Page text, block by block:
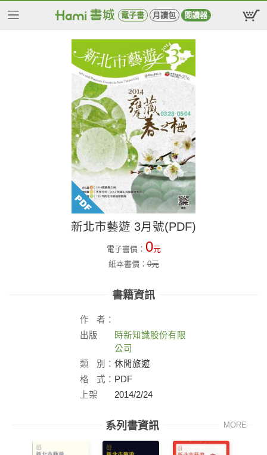
電子書 月讀包 閱讀器
新北市藝遊 3月號(PDF)
電子書價： 0元
紙本書價：0元
書籍資訊
作
者：
出版
時新知識股份有限
公司
類
別： 休閒旅遊
格
式： PDF
上架
2014/2/24
系列書資訊 MORE